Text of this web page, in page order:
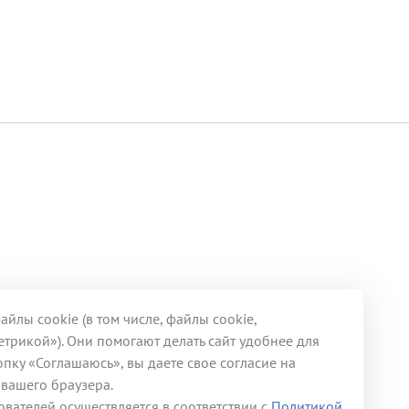
cookie (в том числе, файлы cookie,
Они помогают делать сайт удобнее для
«Соглашаюсь», вы даете свое согласие на
браузера.